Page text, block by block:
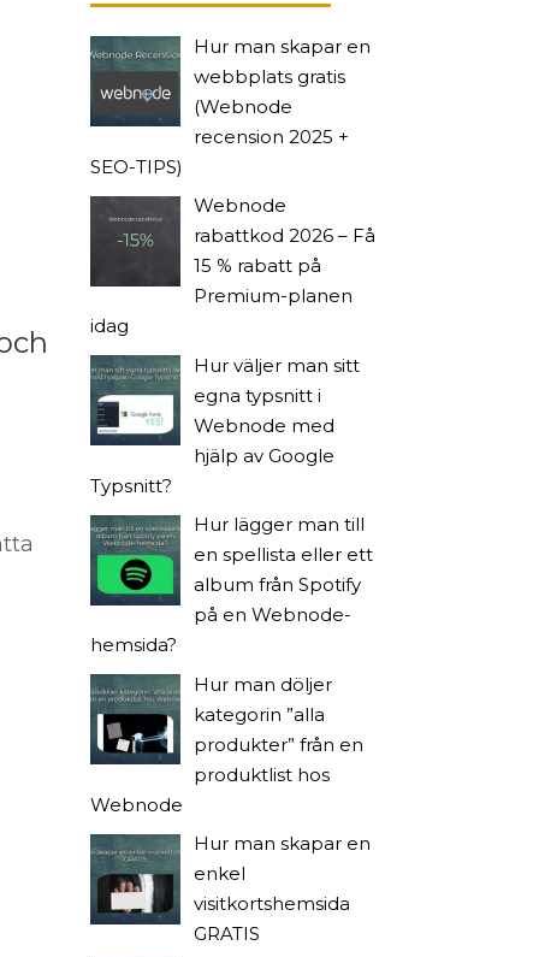
Hur man skapar en
webbplats gratis
(Webnode
recension 2025 +
SEO-TIPS)
Webnode
rabattkod 2026 – Få
15 % rabatt på
Premium-planen
idag
Hur väljer man sitt
egna typsnitt i
Webnode med
hjälp av Google
Typsnitt?
Hur lägger man till
en spellista eller ett
album från Spotify
på en Webnode-
hemsida?
Hur man döljer
kategorin ”alla
produkter” från en
produktlist hos
Webnode
Hur man skapar en
enkel
visitkortshemsida
GRATIS